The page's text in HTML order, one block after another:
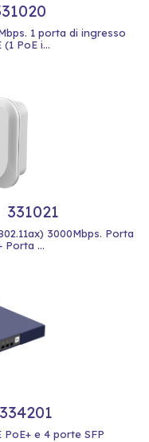
1 porta di ingresso
PoE i...
331021
3000Mbps. Porta
Porta ...
334201
e 4 porte SFP